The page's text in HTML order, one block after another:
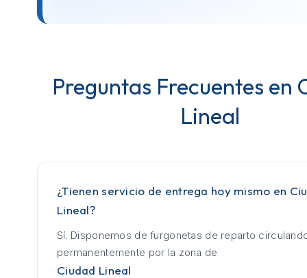
Preguntas Frecuentes en
Lineal
¿Tienen servicio de entrega hoy mismo en
Lineal?
Sí. Disponemos de furgonetas de reparto
permanentemente por la zona de
Ciudad Lineal